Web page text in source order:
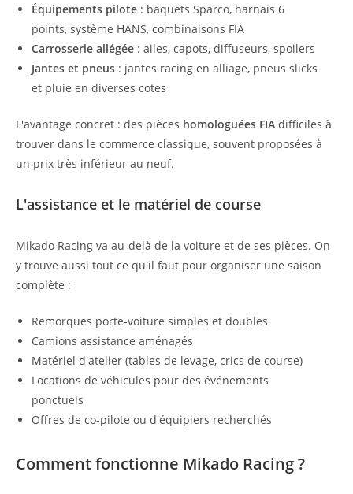
Équipements pilote : baquets Sparco, harnais 6
points, système HANS, combinaisons FIA
Carrosserie allégée : ailes, capots, diffuseurs, spoilers
Jantes et pneus : jantes racing en alliage, pneus slicks
et pluie en diverses cotes
L'avantage concret : des pièces homologuées FIA difficiles à
trouver dans le commerce classique, souvent proposées à
un prix très inférieur au neuf.
L'assistance et le matériel de course
Mikado Racing va au-delà de la voiture et de ses pièces. On
y trouve aussi tout ce qu'il faut pour organiser une saison
complète :
Remorques porte-voiture simples et doubles
Camions assistance aménagés
Matériel d'atelier (tables de levage, crics de course)
Locations de véhicules pour des événements
ponctuels
Offres de co-pilote ou d'équipiers recherchés
Comment fonctionne Mikado Racing ?